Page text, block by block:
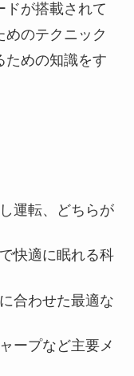
ドが搭載されて
めのテクニック
ための知識をす
運転、どちらが
快適に眠れる科
合わせた最適な
ープなど主要メ